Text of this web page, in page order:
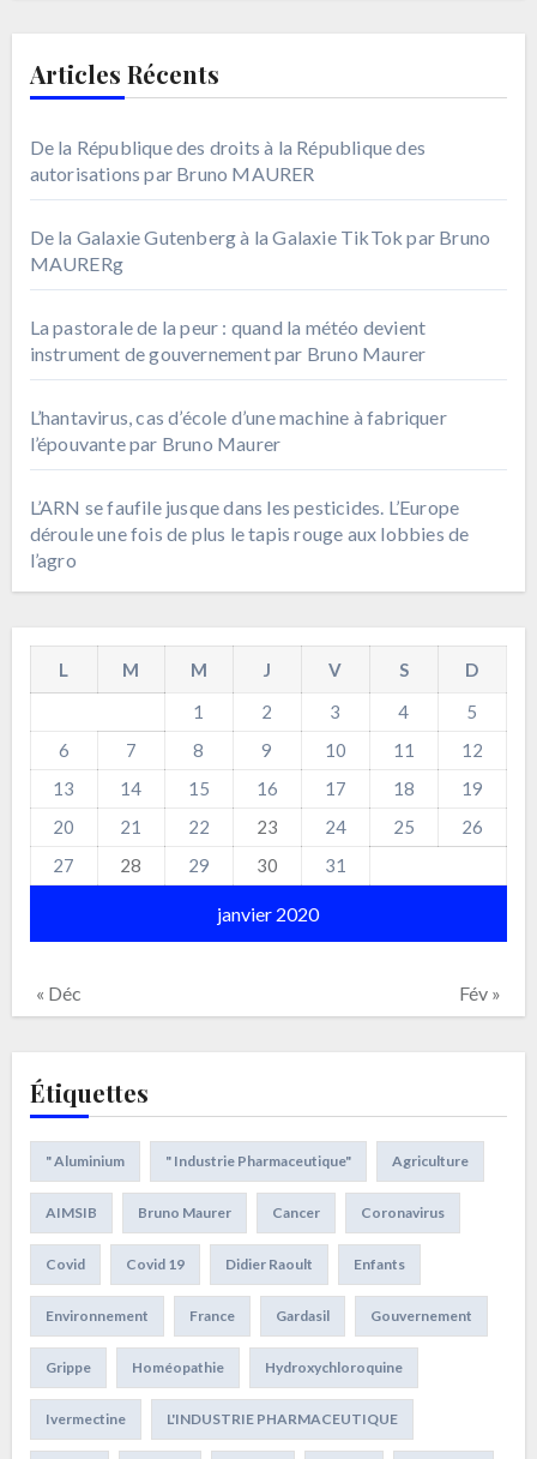
Articles Récents
De la République des droits à la République des
autorisations par Bruno MAURER
De la Galaxie Gutenberg à la Galaxie TikTok par Bruno
MAURERg
La pastorale de la peur : quand la météo devient
instrument de gouvernement par Bruno Maurer
L’hantavirus, cas d’école d’une machine à fabriquer
l’épouvante par Bruno Maurer
L’ARN se faufile jusque dans les pesticides. L’Europe
déroule une fois de plus le tapis rouge aux lobbies de
l’agro
janvier 2020
L M M J V S
D
1
2 3 4
5
6
7 8 9 10 11
12
13
14 15 16 17 18
19
20
21 22 23 24 25
26
27
28 29 30 31
« Déc Fév »
Étiquettes
" Aluminium " Industrie Pharmaceutique" Agriculture
AIMSIB Bruno Maurer Cancer Coronavirus
Covid Covid 19 Didier Raoult Enfants
Environnement France Gardasil Gouvernement
Grippe Homéopathie Hydroxychloroquine
Ivermectine L'INDUSTRIE PHARMACEUTIQUE